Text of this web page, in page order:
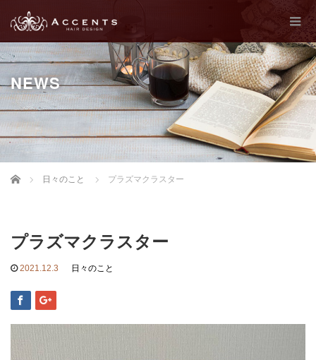
NEWS
Home 日々のこと プラズマクラスター
プラズマクラスター
2021.12.3 日々のこと